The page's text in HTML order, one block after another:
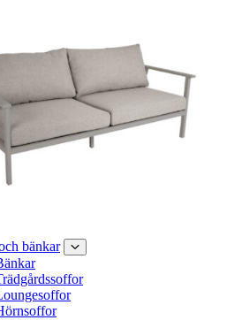
bänkar